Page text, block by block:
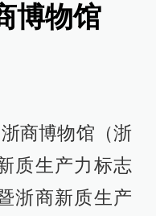
博物馆
商博物馆（浙
质生产力标志
浙商新质生产